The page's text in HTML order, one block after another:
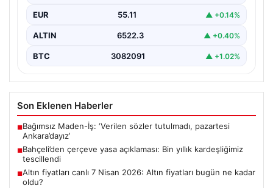
EUR 55.11 ▲ +0.14%
ALTIN 6522.3 ▲ +0.40%
BTC 3082091 ▲ +1.02%
Son Eklenen Haberler
■Bağımsız Maden-İş: ‘Verilen sözler tutulmadı, pazartesi
Ankara’dayız’
■Bahçeli’den çerçeve yasa açıklaması: Bin yıllık kardeşliğimiz
tescillendi
■Altın fiyatları canlı 7 Nisan 2026: Altın fiyatları bugün ne kadar
oldu?